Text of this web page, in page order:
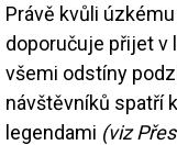
Právě kvůli
doporučuje přijet v
všemi odstíny
návštěvníků spatří
legendami (viz